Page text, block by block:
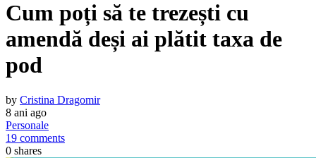
Cum poți să te trezești cu
amendă deși ai plătit taxa de
pod
by Cristina Dragomir
8 ani ago
Personale
19 comments
0 shares